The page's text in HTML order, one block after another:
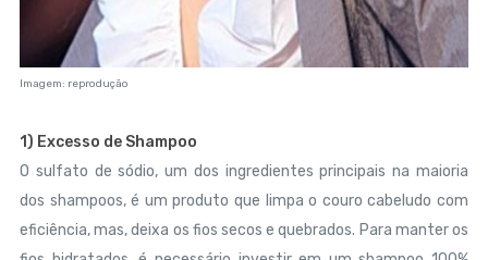
Imagem: reprodução
1) Excesso de Shampoo
O sulfato de sódio, um dos ingredientes principais na maioria
dos shampoos, é um produto que limpa o couro cabeludo com
eficiência, mas, deixa os fios secos e quebrados. Para manter os